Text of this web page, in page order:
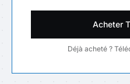
Acheter
Déjà acheté ?